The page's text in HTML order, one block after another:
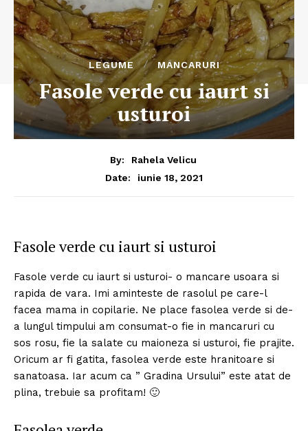
LEGUME MANCARURI
Fasole verde cu iaurt si
usturoi
By:
Rahela Velicu
Date:
iunie 18, 2021
Fasole verde cu iaurt si usturoi
Fasole verde cu iaurt si usturoi- o mancare usoara si
rapida de vara. Imi aminteste de rasolul pe care-l
facea mama in copilarie. Ne place fasolea verde si de-
a lungul timpului am consumat-o fie in mancaruri cu
sos rosu, fie la salate cu maioneza si usturoi, fie prajite.
Oricum ar fi gatita, fasolea verde este hranitoare si
sanatoasa. Iar acum ca ” Gradina Ursului” este atat de
plina, trebuie sa profitam! 🙂